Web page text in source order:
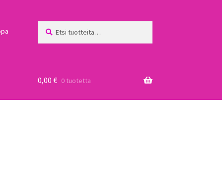
0,00 € 0 tuotetta